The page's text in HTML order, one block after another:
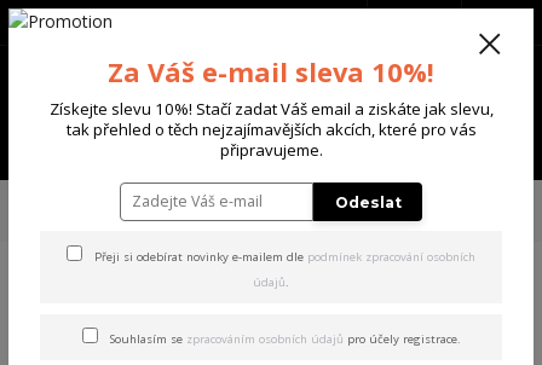
Menu
+420 702 136 620
ŠATY
Yakuza dámské šaty Porcelain Lite Hoodie
Porcelain Lite Hoodie Dress
Za Váš e-mail sleva 10%!
Získejte slevu 10%! Stačí zadat Váš email a ziskáte jak slevu,
tak přehled o těch nejzajímavějších akcích, které pro vás
připravujeme.
Odeslat
Přeji si odebírat novinky e-mailem dle podmínek zpracování osobních
údajů.
Souhlasím se zpracováním osobních údajů pro účely registrace.